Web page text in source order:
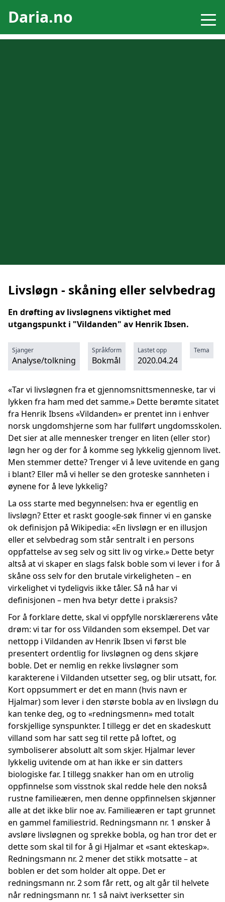
Daria.no
Livsløgn - skåning eller selvbedrag
En drøfting av livsløgnens viktighet med
utgangspunkt i "Vildanden" av Henrik Ibsen.
Sjanger
Analyse/tolkning
Språkform
Bokmål
Lastet opp
2020.04.24
Tema
«Tar vi livsløgnen fra et gjennomsnittsmenneske, tar vi
lykken fra ham med det samme.» Dette berømte sitatet
fra Henrik Ibsens «Vildanden» er prentet inn i enhver
norsk ungdomshjerne som har fullført ungdomsskolen.
Det sier at alle mennesker trenger en liten (eller stor)
løgn her og der for å komme seg lykkelig gjennom livet.
Men stemmer dette? Trenger vi å leve uvitende en gang
i blant? Eller må vi heller se den groteske sannheten i
øynene for å leve lykkelig?
La oss starte med begynnelsen: hva er egentlig en
livsløgn? Etter et raskt google-søk finner vi en ganske
ok definisjon på Wikipedia: «En livsløgn er en illusjon
eller et selvbedrag som står sentralt i en persons
oppfattelse av seg selv og sitt liv og virke.» Dette betyr
altså at vi skaper en slags falsk boble som vi lever i for å
skåne oss selv for den brutale virkeligheten – en
virkelighet vi tydeligvis ikke tåler. Så nå har vi
definisjonen – men hva betyr dette i praksis?
For å forklare dette, skal vi oppfylle norsklærerens våte
drøm: vi tar for oss Vildanden som eksempel. Det var
nettopp i Vildanden av Henrik Ibsen vi først ble
presentert ordentlig for livsløgnen og dens skjøre
boble. Det er nemlig en rekke livsløgner som
karakterene i Vildanden utsetter seg, og blir utsatt, for.
Kort oppsummert er det en mann (hvis navn er
Hjalmar) som lever i den største bobla av en livsløgn du
kan tenke deg, og to «redningsmenn» med totalt
forskjellige synspunkter. I tillegg er det en skadeskutt
villand som har satt seg til rette på loftet, og
symboliserer absolutt alt som skjer. Hjalmar lever
lykkelig uvitende om at han ikke er sin datters
biologiske far. I tillegg snakker han om en utrolig
oppfinnelse som visstnok skal redde hele den nokså
rustne familieæren, men denne oppfinnelsen skjønner
alle at det ikke blir noe av. Familieæren er tapt grunnet
en gammel familiestrid. Redningsmann nr. 1 ønsker å
avsløre livsløgnen og sprekke bobla, og han tror det er
dette som skal til for å gi Hjalmar et «sant ekteskap».
Redningsmann nr. 2 mener det stikk motsatte – at
boblen er det som holder alt oppe. Det er
redningsmann nr. 2 som får rett, og alt går til helvete
når redningsmann nr. 1 så naivt iverksetter sin